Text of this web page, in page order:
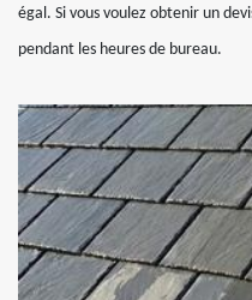
égal. Si vous voulez obtenir un
pendant les heures de bureau.